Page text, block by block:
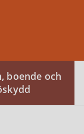
boende och